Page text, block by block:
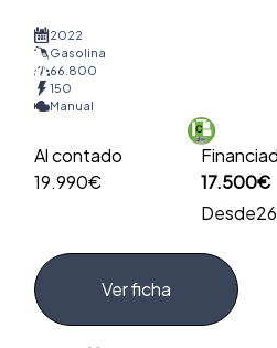
2022
Gasolina
66.800
150
Manual
Al contado
19.990€
17.500€
Desde
Ver ficha